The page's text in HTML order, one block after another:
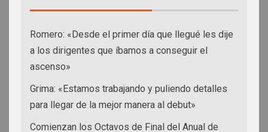
Romero: «Desde el primer día que llegué les dije
a los dirigentes que íbamos a conseguir el
ascenso»
Grima: «Estamos trabajando y puliendo detalles
para llegar de la mejor manera al debut»
Comienzan los Octavos de Final del Anual de